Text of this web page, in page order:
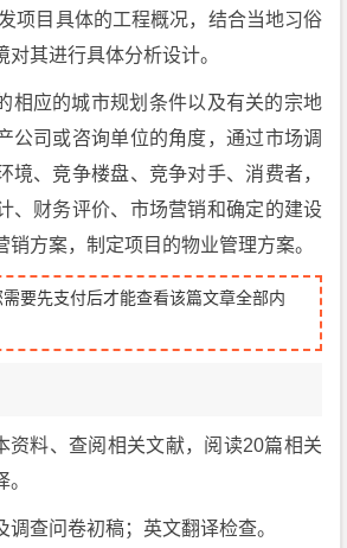
项目具体的工程概况，结合当地习俗
其进行具体分析设计。
相应的城市规划条件以及有关的宗地
公司或咨询单位的角度，通过市场调
境、竞争楼盘、竞争对手、消费者，
、财务评价、市场营销和确定的建设
销方案，制定项目的物业管理方案。
要先支付后才能查看该篇文章全部内
资料、查阅相关文献，阅读20篇相关
调查问卷初稿；英文翻译检查。